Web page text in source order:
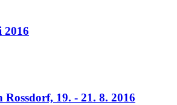
2016
Rossdorf, 19. - 21. 8. 2016